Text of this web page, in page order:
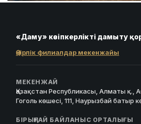
«Даму» кәсіпкерлікті дамыту
Өңірлік филиалдар мекенжайы
МЕКЕНЖАЙ
Қазақстан Республикасы, Алматы қ.,
Гоголь көшесі, 111, Наурызбай батыр
БІРЫҢҒАЙ БАЙЛАНЫС ОРТАЛЫҒЫ